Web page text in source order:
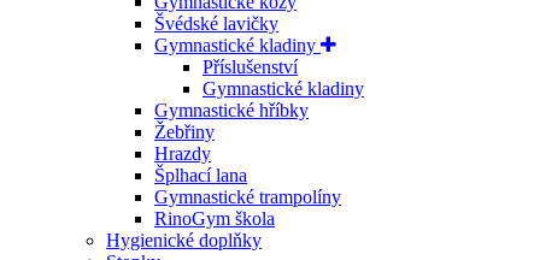
Švédské lavičky
Gymnastické kladiny
Příslušenství
Gymnastické kladiny
Gymnastické hříbky
Žebřiny
Hrazdy
Šplhací lana
Gymnastické trampolíny
RinoGym škola
Hygienické doplňky